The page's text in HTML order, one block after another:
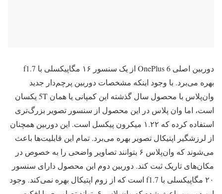
دوربین اصلی OnePlus 6 از یک سنسور ۱۶ مگاپیکسلی با f1.7
بهره می‌برد. با وجود اینکه مشخصات دوربین پرچم‌دار جدید
وان‌پلاس با محصول سال گذشته این کمپانی یا همان 5T یکسان
است، اما وان پلاس در این محصول از سنسور تصویر بزرگ‌تری
استفاده کرده که ۱.۲۲ میکرون پیکسل است. این دوربین همچنان
از لرزشگیر اپتیکال تصویر بهره می‌برد. تمام این قابلیت‌ها باعث
می‌شوند که وان‌پلاس ۶ بتوانند تصاویر واضحی را به خصوص در
مکان‌های تاریک ثبت کند. دوربین دوم این محصول دارای سنسور
۲۰ مگاپیکسلی با f1.7 است که از زوم اپتیکال بهره نمی‌کند. وجود